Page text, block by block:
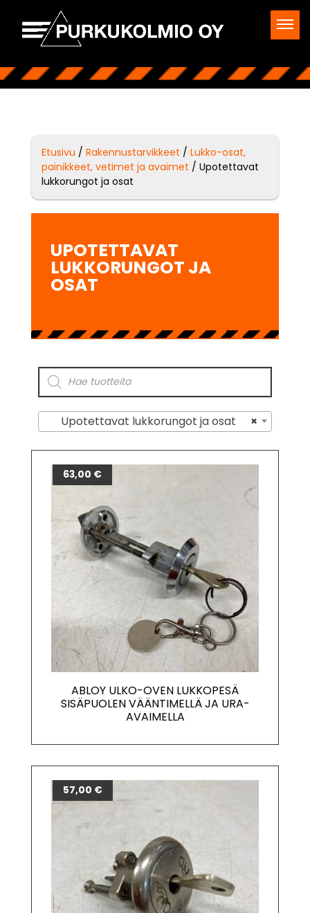
Etusivu / Rakennustarvikkeet / Lukko-osat,
painikkeet, vetimet ja avaimet / Upotettavat
lukkorungot ja osat
UPOTETTAVAT
LUKKORUNGOT JA
OSAT
×
Upotettavat lukkorungot ja osat
ABLOY ULKO-OVEN LUKKOPESÄ
SISÄPUOLEN VÄÄNTIMELLÄ JA URA-
AVAIMELLA
63,00 €
57,00 €